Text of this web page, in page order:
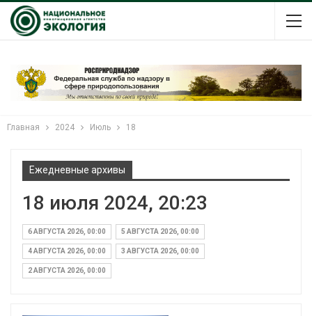
Главная 2024 Июль 18
Ежедневные архивы
18 июля 2024, 20:23
6 АВГУСТА 2026, 00:00 5 АВГУСТА 2026, 00:00
4 АВГУСТА 2026, 00:00 3 АВГУСТА 2026, 00:00
2 АВГУСТА 2026, 00:00